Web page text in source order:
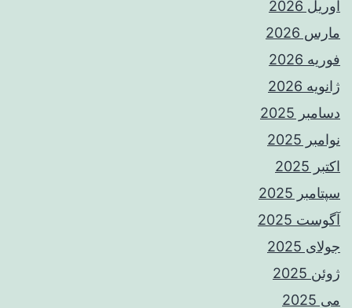
آوریل 2026
مارس 2026
فوریه 2026
ژانویه 2026
دسامبر 2025
نوامبر 2025
اکتبر 2025
سپتامبر 2025
آگوست 2025
جولای 2025
ژوئن 2025
می 2025